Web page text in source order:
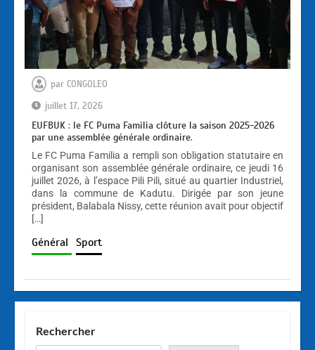
par CONGOLEO
juillet 17, 2026
EUFBUK : le FC Puma Familia clôture la saison 2025-2026
par une assemblée générale ordinaire.
Le FC Puma Familia a rempli son obligation statutaire en
organisant son assemblée générale ordinaire, ce jeudi 16
juillet 2026, à l’espace Pili Pili, situé au quartier Industriel,
dans la commune de Kadutu. Dirigée par son jeune
président, Balabala Nissy, cette réunion avait pour objectif
[…]
Général Sport
Rechercher